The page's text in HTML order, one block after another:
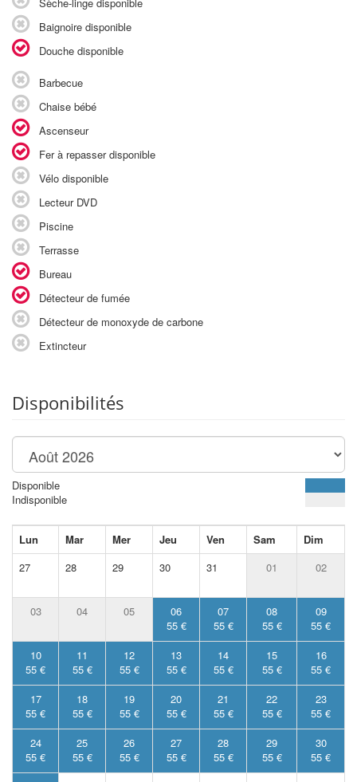
Baignoire disponible
Douche disponible
Barbecue
Chaise bébé
Ascenseur
Fer à repasser disponible
Vélo disponible
Lecteur DVD
Piscine
Terrasse
Bureau
Détecteur de fumée
Détecteur de monoxyde de carbone
Extincteur
Disponibilités
Disponible
Indisponible
Lun Mar Mer Jeu Ven Sam
Dim
27
28 29 30 31 01 02
03 04 05
06
55 €
07
55 €
08
55 €
09
55 €
10
55 €
11
55 €
12
55 €
13
55 €
14
55 €
15
55 €
16
55 €
17
55 €
18
55 €
19
55 €
20
55 €
21
55 €
22
55 €
23
55 €
24
55 €
25
55 €
26
55 €
27
55 €
28
55 €
29
55 €
30
55 €